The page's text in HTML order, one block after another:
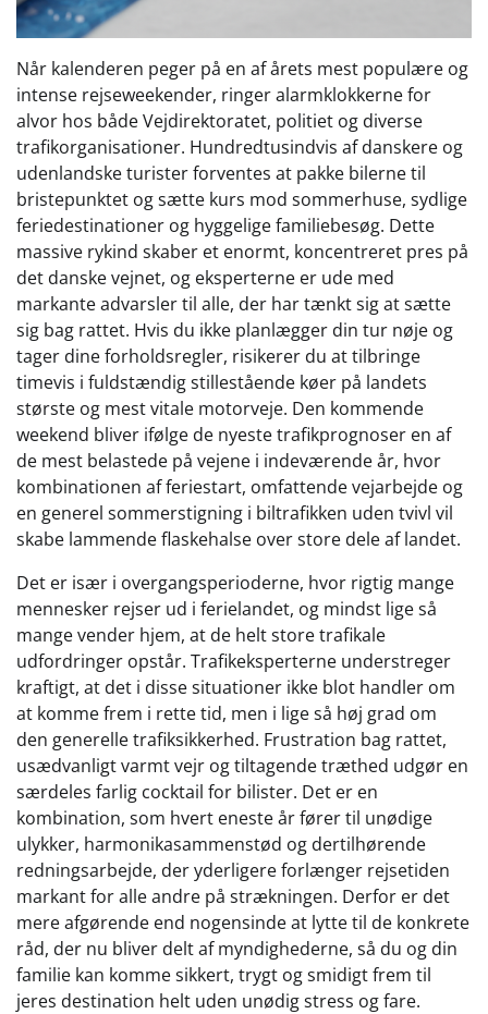
Når kalenderen peger på en af årets mest populære og
intense rejseweekender, ringer alarmklokkerne for
alvor hos både Vejdirektoratet, politiet og diverse
trafikorganisationer. Hundredtusindvis af danskere og
udenlandske turister forventes at pakke bilerne til
bristepunktet og sætte kurs mod sommerhuse, sydlige
feriedestinationer og hyggelige familiebesøg. Dette
massive rykind skaber et enormt, koncentreret pres på
det danske vejnet, og eksperterne er ude med
markante advarsler til alle, der har tænkt sig at sætte
sig bag rattet. Hvis du ikke planlægger din tur nøje og
tager dine forholdsregler, risikerer du at tilbringe
timevis i fuldstændig stillestående køer på landets
største og mest vitale motorveje. Den kommende
weekend bliver ifølge de nyeste trafikprognoser en af
de mest belastede på vejene i indeværende år, hvor
kombinationen af feriestart, omfattende vejarbejde og
en generel sommerstigning i biltrafikken uden tvivl vil
skabe lammende flaskehalse over store dele af landet.
Det er især i overgangsperioderne, hvor rigtig mange
mennesker rejser ud i ferielandet, og mindst lige så
mange vender hjem, at de helt store trafikale
udfordringer opstår. Trafikeksperterne understreger
kraftigt, at det i disse situationer ikke blot handler om
at komme frem i rette tid, men i lige så høj grad om
den generelle trafiksikkerhed. Frustration bag rattet,
usædvanligt varmt vejr og tiltagende træthed udgør en
særdeles farlig cocktail for bilister. Det er en
kombination, som hvert eneste år fører til unødige
ulykker, harmonikasammenstød og dertilhørende
redningsarbejde, der yderligere forlænger rejsetiden
markant for alle andre på strækningen. Derfor er det
mere afgørende end nogensinde at lytte til de konkrete
råd, der nu bliver delt af myndighederne, så du og din
familie kan komme sikkert, trygt og smidigt frem til
jeres destination helt uden unødig stress og fare.